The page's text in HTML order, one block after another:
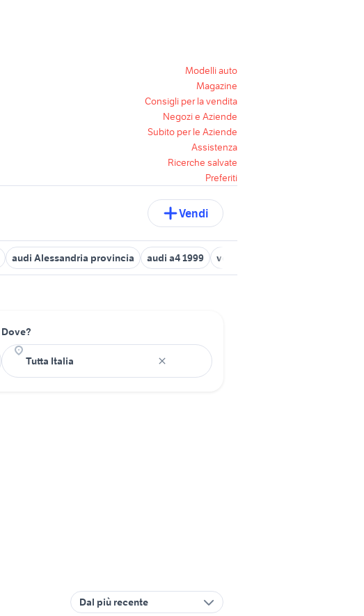
Modelli auto
Magazine
Consigli per la vendita
Negozi e Aziende
Subito per le Aziende
Assistenza
Ricerche salvate
Preferiti
Vendi
audi Alessandria provincia audi a4 1999 volante audi a3
Dove?
Dal più recente